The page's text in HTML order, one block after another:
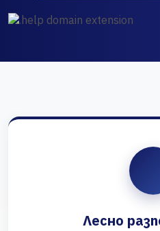
Лесно